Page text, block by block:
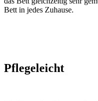
Bett in jedes Zuhause.
Pflegeleicht